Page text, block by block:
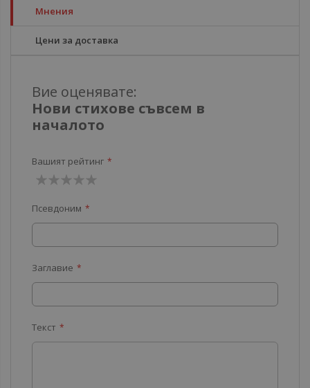
Мнения
Цени за доставка
Вие оценявате:
Нови стихове съвсем в
началото
Вашият рейтинг
звезда
звезди
звезди
звезди
звезди
Псевдоним
Заглавие
Текст